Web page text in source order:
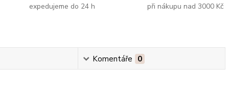
expedujeme do 24 h
při nákupu nad 3000 Kč
Komentáře 0